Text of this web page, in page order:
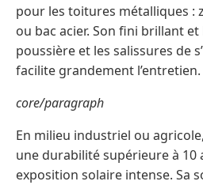
pour les toitures métalliques :
ou bac acier. Son fini brillant et
poussière et les salissures de
facilite grandement l’entretien.
core/paragraph
En milieu industriel ou
une durabilité supérieure à 10
exposition solaire intense. Sa